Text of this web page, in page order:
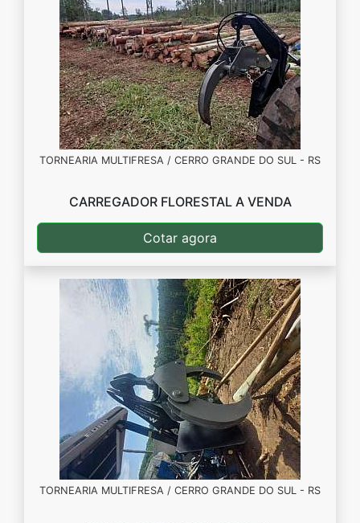
TORNEARIA MULTIFRESA / CERRO GRANDE DO SUL - RS
CARREGADOR FLORESTAL A VENDA
Cotar agora
TORNEARIA MULTIFRESA / CERRO GRANDE DO SUL - RS